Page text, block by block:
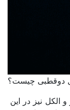
دوقطبی چیست؟